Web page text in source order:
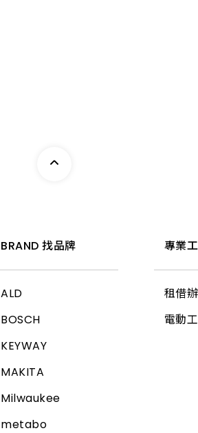
BRAND 找品牌
ALD
BOSCH
KEYWAY
MAKITA
Milwaukee
metabo
專業
租借
電動